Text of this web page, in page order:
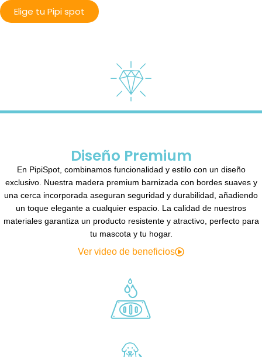
Elige tu Pipi spot
Diseño Premium
En PipiSpot, combinamos funcionalidad y estilo con un diseño
exclusivo. Nuestra madera premium barnizada con bordes suaves y
una cerca incorporada aseguran seguridad y durabilidad, añadiendo
un toque elegante a cualquier espacio. La calidad de nuestros
materiales garantiza un producto resistente y atractivo, perfecto para
tu mascota y tu hogar.
Ver video de beneficios